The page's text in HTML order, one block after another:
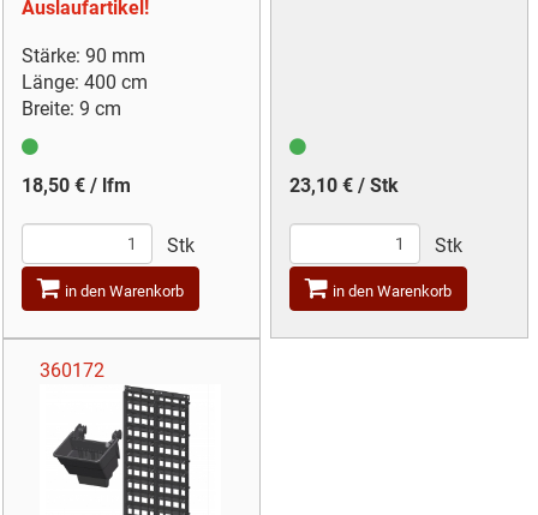
Auslaufartikel!
Stärke: 90 mm
Länge: 400 cm
Breite: 9 cm
18,50 € / lfm
Stk
in den Warenkorb
23,10 € / Stk
Stk
in den Warenkorb
360172